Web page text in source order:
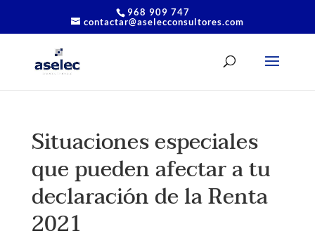
968 909 747
contactar@aselecconsultores.com
Situaciones especiales
que pueden afectar a tu
declaración de la Renta
2021